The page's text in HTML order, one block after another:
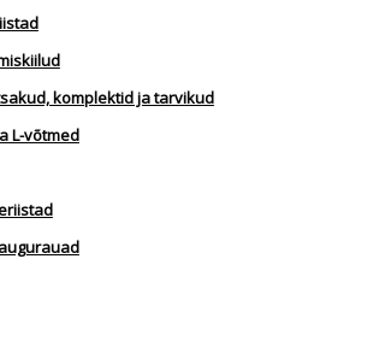
komplektid ja tarvikud
L-võtmed